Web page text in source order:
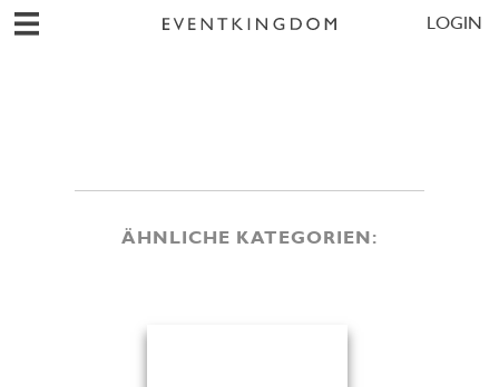
LOGIN
ÄHNLICHE KATEGORIEN: